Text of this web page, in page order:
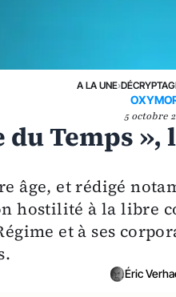
A LA UNE›
5 octobre
du Temps
âge, et rédigé
hostilité à la libre
et à ses
Éric